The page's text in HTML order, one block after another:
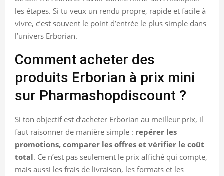
les étapes. Si tu veux un rendu propre, rapide et facile à
vivre, c’est souvent le point d’entrée le plus simple dans
l’univers Erborian.
Comment acheter des
produits Erborian à prix mini
sur Pharmashopdiscount ?
Si ton objectif est d’acheter Erborian au meilleur prix, il
faut raisonner de manière simple : repérer les
promotions, comparer les offres et vérifier le coût
total. Ce n’est pas seulement le prix affiché qui compte,
mais aussi les frais de livraison, les formats et les